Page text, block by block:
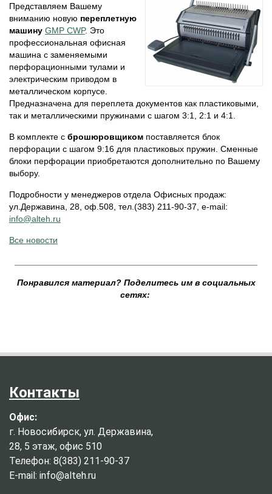
Представляем Вашему
вниманию новую переплетную
машину GMP CWP. Это
профессиональная офисная
машина с заменяемыми
перфорационными тулами и
электрическим приводом в
металлическом корпусе.
Предназначена для переплета документов как пластиковыми,
так и металлическими пружинами с шагом 3:1, 2:1 и 4:1.
В комплекте с брошюровщиком поставляется блок
перфорации с шагом 9:16 для пластиковых пружин. Сменные
блоки перфорации приобретаются дополнительно по Вашему
выбору.
Подробности у менеджеров отдела Офисных продаж:
ул.Державина, 28, оф.508, тел.(383) 211-90-37, e-mail:
info@alteh.ru
Все новости
Понравился материал? Поделитесь им в социальных
сетях:
Контакты
Офис:
г. Новосибирск, ул. Державина,
28, 5 этаж, офис 510
Телефон: 8(383) 211-90-37
E-mail: info@alteh.ru